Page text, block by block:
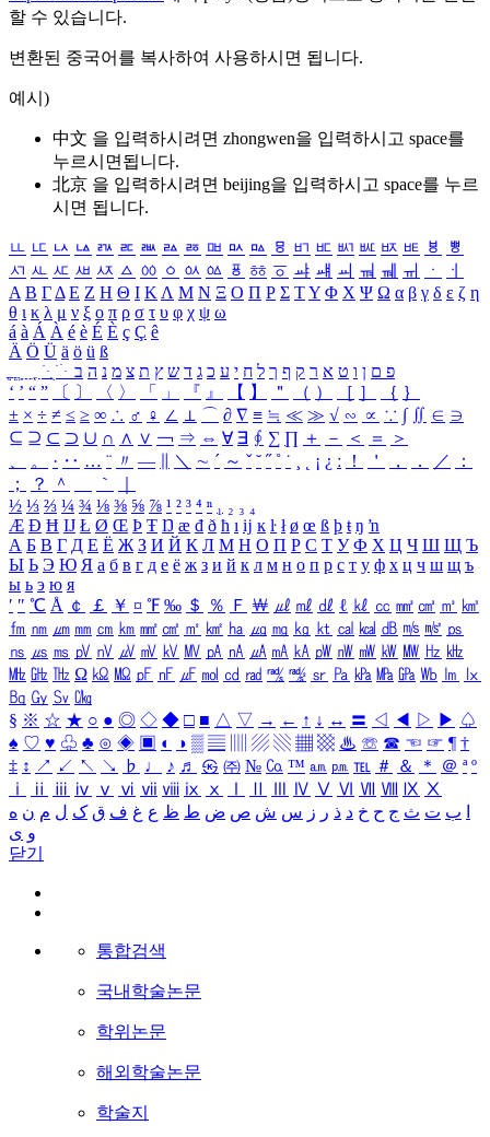
할 수 있습니다.
변환된 중국어를 복사하여 사용하시면 됩니다.
예시)
中文 을 입력하시려면 zhongwen을 입력하시고 space를
누르시면됩니다.
北京 을 입력하시려면 beijing을 입력하시고 space를 누르
시면 됩니다.
ㅥ ㅦ ㅧ ㅨ ㅩ ㅪ ㅫ ㅬ ㅭ ㅮ ㅯ ㅰ ㅱ ㅲ ㅳ ㅴ ㅵ ㅶ ㅷ ㅸ
ㅹ
ㅺ ㅻ ㅼ ㅽ ㅾ ㅿ ㆀ ㆁ ㆂ ㆃ ㆄ ㆅ ㆆ ㆇ ㆈ ㆉ ㆊ ㆋ ㆌ ㆍ
ㆎ
Α Β ΓΔ Ε Ζ Η Θ Ι ΚΛ Μ Ν Ξ Ο Π Ρ Σ ΤΥ Φ Χ Ψ Ω α β γ δ ε ζ η
θ ι κ λ μ ν ξ ο π ρ σ τ υ φ χ ψ ω
á à Á À é è É È ç Ç ê
Ä Ö Ü ä ö ü ß
ִֶֹ ֻּ ׁׂ פ ם ן ו ט א ר ק ף ך ל ח י ע כ ג ד ש ץ ת צ מ נ ה ב
‘ ’ “ ” 〔 〕 〈 〉 「 」 『 』 【 】 ＂ （ ） ［ ］ ｛ ｝
± × ÷ ≠ ≤ ≥ ∞ ∴ ♂ ♀ ∠ ⊥ ⌒ ∂ ∇ ≡ ≒ ≪ ≫ √ ∽ ∝ ∵ ∫ ∬ ∈ ∋
⊆ ⊇ ⊂ ⊃ ∪ ∩ ∧ ∨ ￢ ⇒ ⇔ ∀ ∃ ∮ ∑ ∏ ＋ － ＜ ＝
＞
、
。 · ‥ … ¨ 〃 ― ＼ ∼ ´ ～ ˇ ˘ ˝ ˚ ˙ ¸ ¡ ¿ ː ！ ＇ ， ． ／
：
；
？ ＾ ｀
½ ⅓ ⅔ ¼ ¾ ⅛ ⅜ ⅝ ⅞ ¹ ² ³ ⁴ ⁿ ₁ ₂ ₃ ₄
Æ Ð Ħ Ĳ Ł Ø Œ Þ Ŧ Ŋ æ đ ð ħ ı ĳ ĸ ŀ ł ø œ ß þ ŧ ŋ ŉ
А Б В Г Д Е Ё Ж З И Й К Л М Н О П Р С Т У Ф Х Ц Ч Ш Щ Ъ
Ы Ь Э Ю Я а б в г д е ё ж з и й к л м н о п р с т у ф х ц ч ш щ ъ
ы ь э ю я
′ ″ ℃ Å ￠ ￡ ￥ ¤ ℉ ‰ ＄ ％ Ｆ ￦ ㎕ ㎖ ㎗ ℓ ㎘ ㏄ ㎣ ㎤ ㎥ ㎦
㎙ ㎚ ㎛ ㎜ ㎝ ㎞ ㎟ ㎠ ㎡ ㎢ ㏊ ㎍ ㎎ ㎏ ㏏ ㎈ ㎉ ㏈ ㎧ ㎨ ㎰
㎱ ㎲ ㎳ ㎴ ㎵ ㎶ ㎷ ㎸ ㎹ ㎀ ㎁ ㎂ ㎃ ㎄ ㎺ ㎻ ㎽ ㎾ ㎿ ㎐ ㎑
㎒ ㎓ ㎔ Ω ㏀ ㏁ ㎊ ㎋ ㎌ ㏖ ㏅ ㎭ ㎮ ㎯ ㏛ ㎩ ㎪ ㎫ ㎬ ㏝ ㏐
㏓
㏃ ㏉ ㏜ ㏆
§ ※ ☆ ★ ○ ● ◎ ◇ ◆ □ ■ △ ▽ → ← ↑ ↓ ↔ 〓 ◁ ◀ ▷ ▶ ♤
♠ ♡ ♥ ♧ ♣ ⊙ ◈ ▣ ◐ ◑ ▒ ▤ ▨ ▧ ▦ ▩ ♨ ☏ ☎ ☜ ☞ ¶ †
‡ ↕ ↗ ↙ ↖ ↘ ♭ ♩ ♪ ♬ ㉿ ㈜ № ㏇ ™ ㏂ ㏘ ℡ ＃ ＆ ＊ ＠ ª º
ⅰ
ⅱ ⅲ ⅳ ⅴ ⅵ ⅶ ⅷ ⅸ ⅹ Ⅳ Ⅴ Ⅵ Ⅶ Ⅷ Ⅸ Ⅹ
ب ت ث ج ح خ د ذ ر ز س ش ص ض ط ظ ع غ ف ق ک ل م ن ه
و ی
닫기
통합검색
국내학술논문
학위논문
해외학술논문
학술지